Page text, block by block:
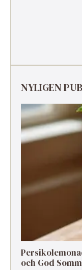
NYLIGEN
och God